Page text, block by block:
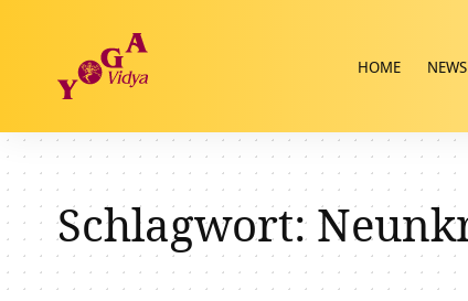
HOME NEWS
Schlagwort: